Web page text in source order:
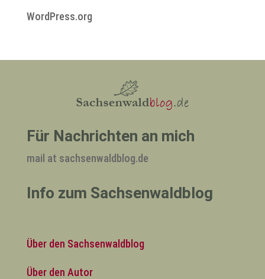
WordPress.org
Für Nachrichten an mich
mail at sachsenwaldblog.de
Info zum Sachsenwaldblog
Über den Sachsenwaldblog
Über den Autor